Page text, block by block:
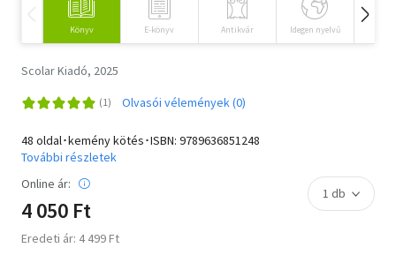
Történelem
Könyv E-könyv Antikvár Idegen nyelvű
Scolar Kiadó, 2025
Olvasói vélemények (0)
48 oldal･kemény kötés･ISBN: 9789636851248
További részletek
Online ár:
4 050 Ft
Eredeti ár: 4 499 Ft